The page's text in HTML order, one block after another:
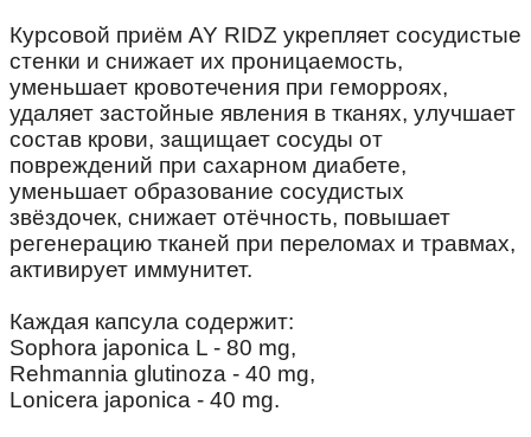
Курсовой приём AY RIDZ укрепляет сосудистые
стенки и снижает их проницаемость,
уменьшает кровотечения при геморроях,
удаляет застойные явления в тканях, улучшает
состав крови, защищает сосуды от
повреждений при сахарном диабете,
уменьшает образование сосудистых
звёздочек, снижает отёчность, повышает
регенерацию тканей при переломах и травмах,
активирует иммунитет.
Каждая капсула содержит:
Sophora japonica L - 80 mg,
Rehmannia glutinoza - 40 mg,
Lonicera japonica - 40 mg.